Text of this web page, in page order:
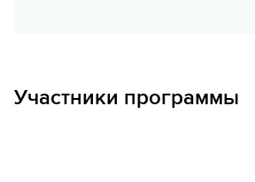
Участники программы